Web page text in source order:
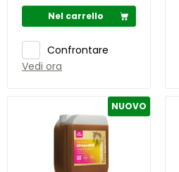
Nel carrello
Confrontare
Vedi ora
NUOVO